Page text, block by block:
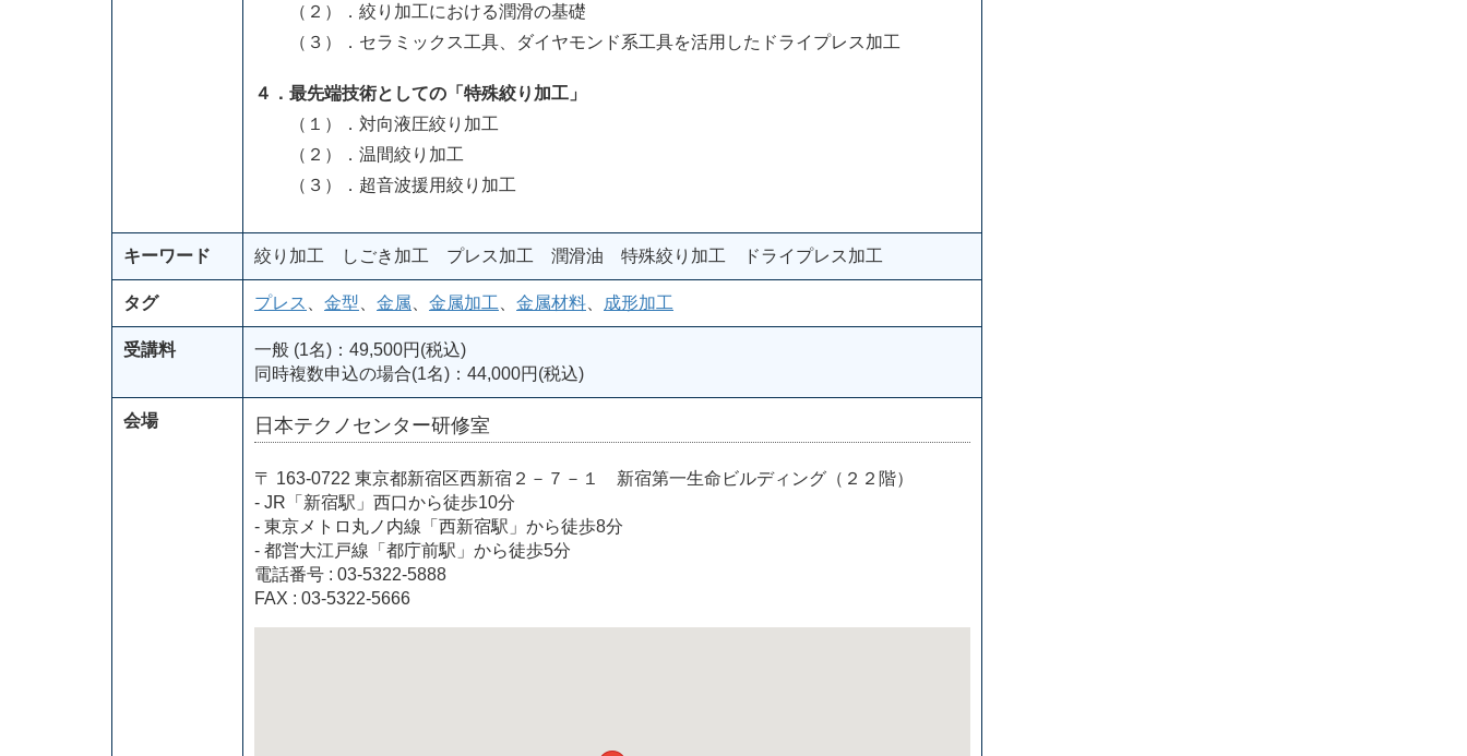
（２）．絞り加工における潤滑の基礎
（３）．セラミックス工具、ダイヤモンド系工具を活用したドライプレス加工
４．最先端技術としての「特殊絞り加工」
（１）．対向液圧絞り加工
（２）．温間絞り加工
（３）．超音波援用絞り加工
キーワード 絞り加工 しごき加工 プレス加工 潤滑油 特殊絞り加工 ドライプレス加工
タグ プレス 金型 金属 金属加工 金属材料 成形加工
受講料
一般 (1名)：49,500円(税込)
同時複数申込の場合(1名)：44,000円(税込)
会場 日本テクノセンター研修室
〒 163-0722 東京都新宿区西新宿２－７－１ 新宿第一生命ビルディング（２２階）
- JR「新宿駅」西口から徒歩10分
- 東京メトロ丸ノ内線「西新宿駅」から徒歩8分
- 都営大江戸線「都庁前駅」から徒歩5分
電話番号 : 03-5322-5888
FAX : 03-5322-5666